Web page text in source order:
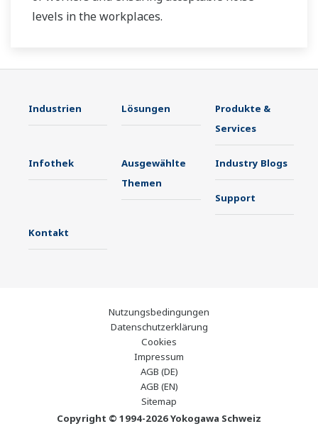
levels in the workplaces.
Industrien Lösungen
Produkte &
Services
Infothek
Ausgewählte
Themen
Industry Blogs
Support
Kontakt
Nutzungsbedingungen
Datenschutzerklärung
Cookies
Impressum
AGB (DE)
AGB (EN)
Sitemap
Copyright © 1994-2026 Yokogawa Schweiz